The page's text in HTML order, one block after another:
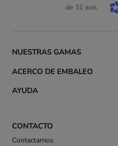
CONTACTO
Contactarnos
NUESTRAS GAMAS
ACERCO DE EMBALEO
AYUDA
de 31 avis